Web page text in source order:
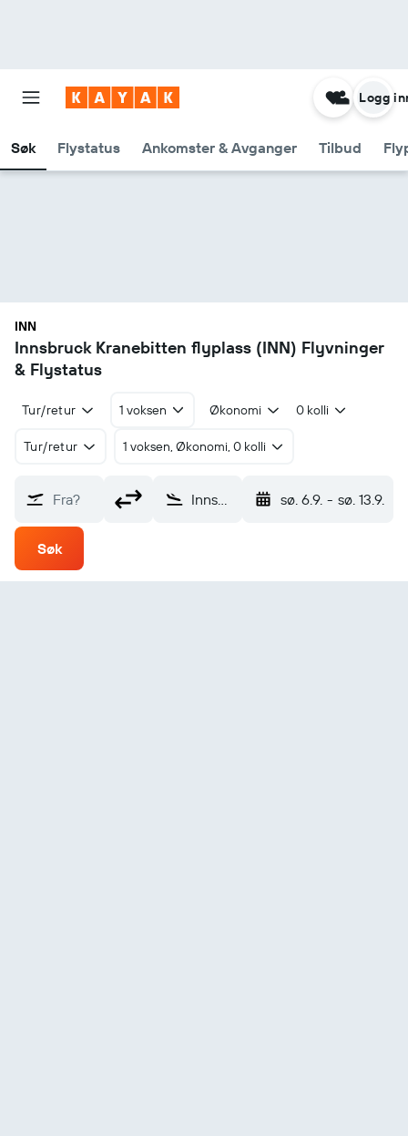
Søk Flystatus Ankomster & Avganger Tilbud
Logg
INN
Innsbruck Kranebitten flyplass (INN) Flyvninger
& Flystatus
Tur/retur 1 voksen Økonomi 0 kolli
Tur/retur 1 voksen, Økonomi, 0 kolli
Fra? Innsbruck Kranebitten (INN) sø. 6.9. - sø. 13.9.
Søk